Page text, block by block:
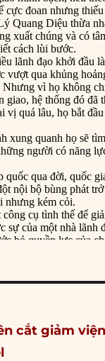
cắt giảm